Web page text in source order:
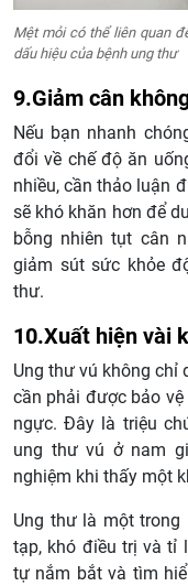
Mệt mỏi có thể liên quan
dấu hiệu của bệnh ung thư
9.Giảm cân
Nếu bạn nhanh
đổi về chế độ ăn
nhiều, cần thảo luận
sẽ khó khăn hơn để
bỗng nhiên tụt cân
giảm sút sức khỏe
thư.
10.Xuất hiện vài
Ung thư vú không chỉ
cần phải được bảo
ngực. Đây là triệu
ung thư vú ở nam
nghiệm khi thấy một
Ung thư là một trong
tạp, khó điều trị và tỉ
tự nắm bắt và tìm